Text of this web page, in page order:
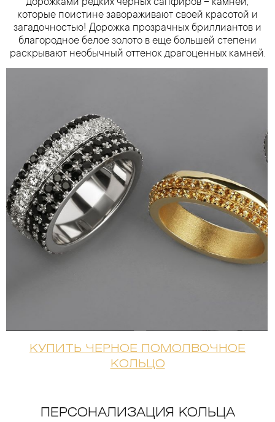
дорожками редких черных сапфиров – камней,
которые поистине завораживают своей красотой и
загадочностью! Дорожка прозрачных бриллиантов и
благородное белое золото в еще большей степени
раскрывают необычный оттенок драгоценных камней.
КУПИТЬ ЧЕРНОЕ ПОМОЛВОЧНОЕ
КОЛЬЦО
ПЕРСОНАЛИЗАЦИЯ КОЛЬЦА